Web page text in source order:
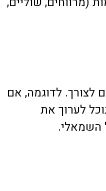
לצורך. לדוגמה, אם
לערוך את
השמאלי.